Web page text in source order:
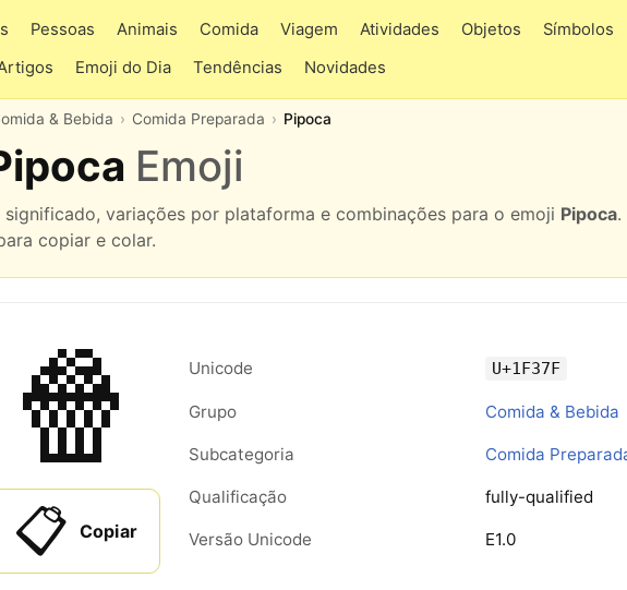
Pessoas Animais Comida Viagem Atividades Objetos Símbolos
Emoji do Dia Tendências Novidades
& Bebida Comida Preparada Pipoca
Emoji
significado, variações por plataforma e combinações para o emoji Pipoca.
copiar e colar.
🍿
📋 Copiar
Unicode U+1F37F
Grupo Comida & Bebida
Subcategoria Comida
Qualificação fully-qualified
Versão Unicode E1.0